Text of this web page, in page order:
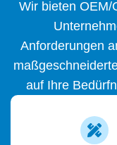
Wir bieten OEM/
Anforderungen
auf Ihre